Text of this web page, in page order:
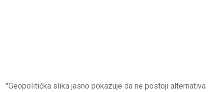
"Geopolitička slika jasno pokazuje da ne postoji alternativa